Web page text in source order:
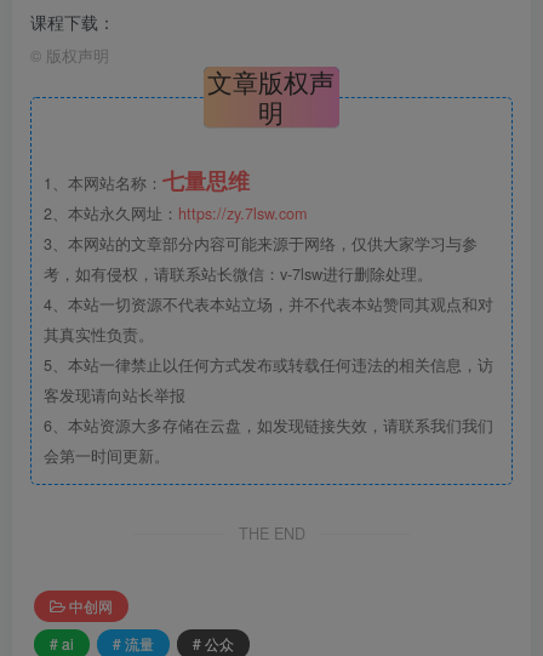
课程下载：
© 版权声明
文章版权声
明
1、本网站名称： 七量思维
2、本站永久网址： https://zy.7lsw.com
3、本网站的文章部分内容可能来源于网络，仅供大家学习与参
考，如有侵权，请联系站长微信：v-7lsw进行删除处理。
4、本站一切资源不代表本站立场，并不代表本站赞同其观点和对
其真实性负责。
5、本站一律禁止以任何方式发布或转载任何违法的相关信息，访
客发现请向站长举报
6、本站资源大多存储在云盘，如发现链接失效，请联系我们我们
会第一时间更新。
THE END
中创网
# ai
# 流量 # 公众